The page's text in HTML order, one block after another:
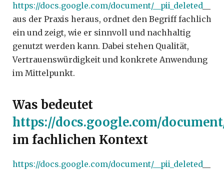
https://docs.google.com/document/__pii_deleted__
aus der Praxis heraus, ordnet den Begriff fachlich
ein und zeigt, wie er sinnvoll und nachhaltig
genutzt werden kann. Dabei stehen Qualität,
Vertrauenswürdigkeit und konkrete Anwendung
im Mittelpunkt.
Was bedeutet
https://docs.google.com/
im fachlichen Kontext
https://docs.google.com/document/__pii_deleted__